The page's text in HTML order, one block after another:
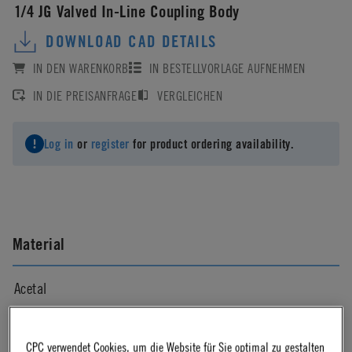
1/4 JG Valved In-Line Coupling Body
DOWNLOAD CAD DETAILS
IN DEN WARENKORB
IN BESTELLVORLAGE AUFNEHMEN
IN DIE PREISANFRAGE
VERGLEICHEN
Log in or register for product ordering availability.
Material
Acetal
Material Finish
CPC verwendet Cookies, um die Website für Sie optimal zu gestalten